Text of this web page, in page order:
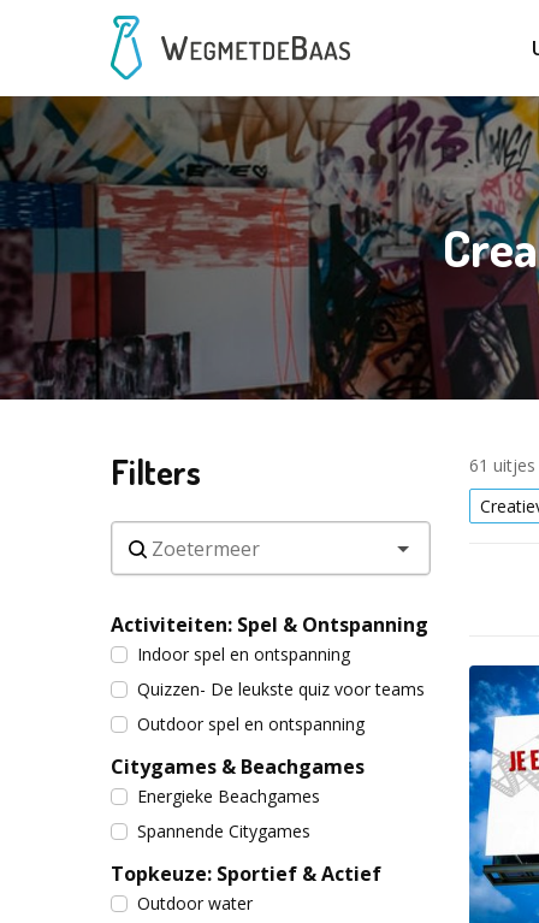
Filters
Activiteiten: Spel & Ontspanning
Indoor spel en ontspanning
Quizzen- De leukste quiz voor teams
Outdoor spel en ontspanning
Citygames & Beachgames
Energieke Beachgames
Spannende Citygames
Topkeuze: Sportief & Actief
Outdoor water
61